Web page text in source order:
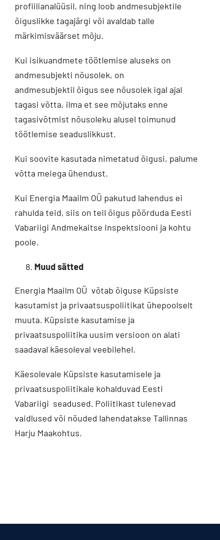
profiilianalüüsil, ning loob andmesubjektile
õiguslikke tagajärgi või avaldab talle
märkimisväärset mõju.
Kui isikuandmete töötlemise aluseks on
andmesubjekti nõusolek, on
andmesubjektil õigus see nõusolek igal ajal
tagasi võtta, ilma et see mõjutaks enne
tagasivõtmist nõusoleku alusel toimunud
töötlemise seaduslikkust.
Kui soovite kasutada nimetatud õigusi, palume
võtta meiega ühendust.
Kui Energia Maailm OÜ pakutud lahendus ei
rahulda teid, siis on teil õigus pöörduda Eesti
Vabariigi Andmekaitse Inspektsiooni ja kohtu
poole.
Muud sätted
Energia Maailm OÜ võtab õiguse Küpsiste
kasutamist ja privaatsuspoliitikat ühepoolselt
muuta. Küpsiste kasutamise ja
privaatsuspoliitika uusim versioon on alati
saadaval käesoleval veebilehel.
Käesolevale Küpsiste kasutamisele ja
privaatsuspoliitikale kohalduvad Eesti
Vabariigi seadused. Poliitikast tulenevad
vaidlused või nõuded lahendatakse Tallinnas
Harju Maakohtus.